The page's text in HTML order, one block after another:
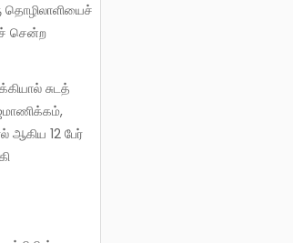
சென்ற
ஆகிய 12 பேர்